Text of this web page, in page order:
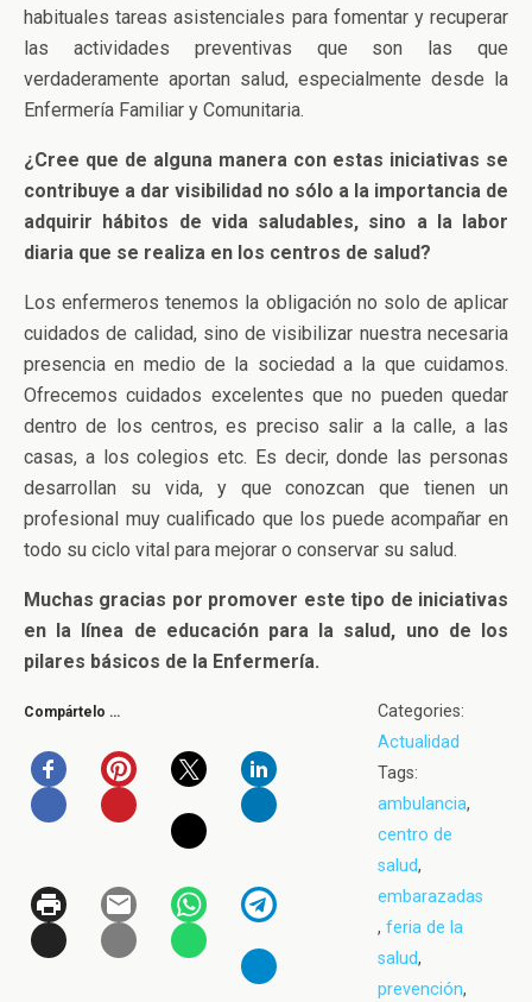
habituales tareas asistenciales para fomentar y recuperar
las actividades preventivas que son las que
verdaderamente aportan salud, especialmente desde la
Enfermería Familiar y Comunitaria.
¿Cree que de alguna manera con estas iniciativas se
contribuye a dar visibilidad no sólo a la importancia de
adquirir hábitos de vida saludables, sino a la labor
diaria que se realiza en los centros de salud?
Los enfermeros tenemos la obligación no solo de aplicar
cuidados de calidad, sino de visibilizar nuestra necesaria
presencia en medio de la sociedad a la que cuidamos.
Ofrecemos cuidados excelentes que no pueden quedar
dentro de los centros, es preciso salir a la calle, a las
casas, a los colegios etc. Es decir, donde las personas
desarrollan su vida, y que conozcan que tienen un
profesional muy cualificado que los puede acompañar en
todo su ciclo vital para mejorar o conservar su salud.
Muchas gracias por promover este tipo de iniciativas
en la línea de educación para la salud, uno de los
pilares básicos de la Enfermería.
Compártelo …
Categories:
Actualidad
Tags:
ambulancia,
centro de
salud,
embarazadas
, feria de la
salud,
prevención,